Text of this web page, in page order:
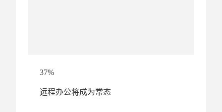
37%
远程办公将成为常态